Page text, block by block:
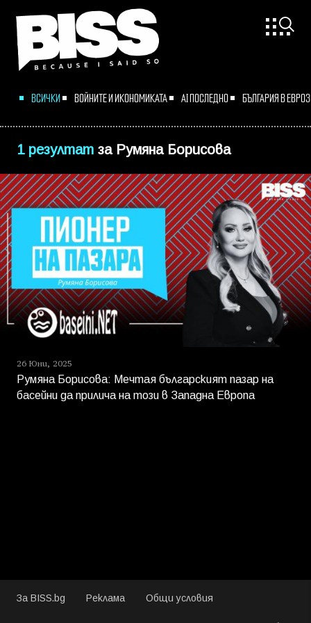
ВСИЧКИ ВОЙНИТЕ И ИКОНОМИКАТА AI ПОСЛЕДНО БЪЛГАРИЯ В
1 резултат за Румяна Борисова
26 Юни, 2025
Румяна Борисова: Мечтая българският пазар на
басейни да прилича на този в Западна Европа
За BISS.bg Реклама Общи условия